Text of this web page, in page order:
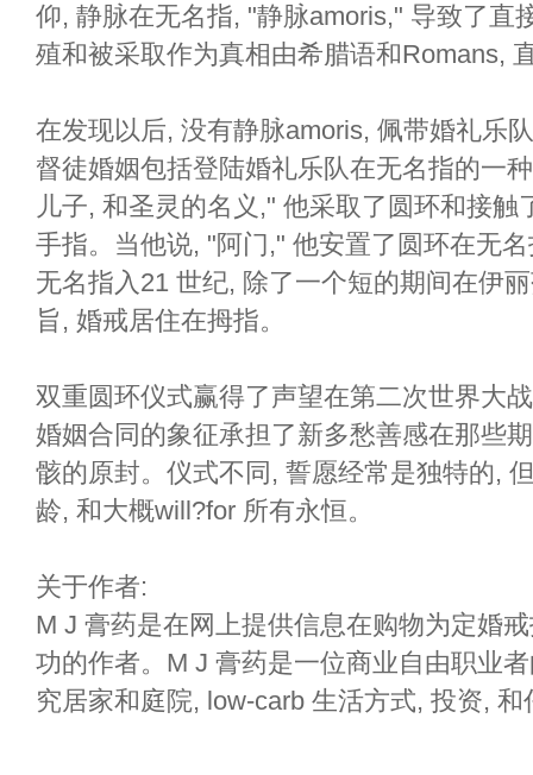
仰, 静脉在无名指, "静脉amoris," 导致了直
殖和被采取作为真相由希腊语和Romans,
在发现以后, 没有静脉amoris, 佩带婚礼乐
督徒婚姻包括登陆婚礼乐队在无名指的一
儿子, 和圣灵的名义," 他采取了圆环和接
手指。当他说, "阿门," 他安置了圆环在无
无名指入21 世纪, 除了一个短的期间在伊
旨, 婚戒居住在拇指。
双重圆环仪式赢得了声望在第二次世界大
婚姻合同的象征承担了新多愁善感在那些
骸的原封。仪式不同, 誓愿经常是独特的,
龄, 和大概will?for 所有永恒。
关于作者:
M J 膏药是在网上提供信息在购物为定婚
功的作者。M J 膏药是一位商业自由职业
究居家和庭院, low-carb 生活方式, 投资,